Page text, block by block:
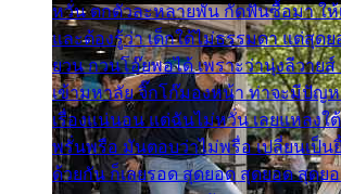
หวั่น ตกตัวละหลายพัน กัดฟันซื้อมา ให้
และต้องรู้ว่า เด็กใต้ไม่ธรรมดา แต่สุดย
ยวน กวนโอ๊ยพอได้ เพราะว่านุ่งลีวาย
เข้ามหาลัย จิ๊กโก๊มองหน้า ท่าจะมีปัญห
เรื่องแน่นอน แต่ฉันไม่หวั่น เลยแหลงใ
พรั่นพรือ มันตอบว่าไม่พรื่อ เปลี่ยนเป็น
ด้วยกัน ก็เลยรอด สุดยอด สุดยอด สุดย